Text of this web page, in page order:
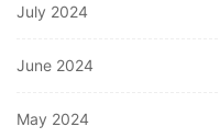
July 2024
June 2024
May 2024